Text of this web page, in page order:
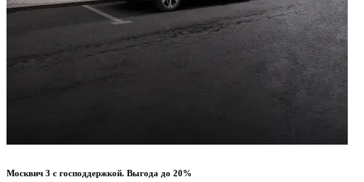
Москвич 3 с господдержкой. Выгода до 20%